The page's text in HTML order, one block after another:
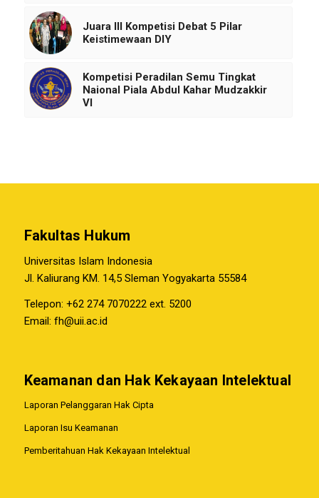
Juara III Kompetisi Debat 5 Pilar
Keistimewaan DIY
Kompetisi Peradilan Semu Tingkat
Naional Piala Abdul Kahar Mudzakkir
VI
Fakultas Hukum
Universitas Islam Indonesia
Jl. Kaliurang KM. 14,5 Sleman Yogyakarta 55584
Telepon: +62 274 7070222 ext. 5200
Email: fh@uii.ac.id
Keamanan dan Hak Kekayaan Intelektual
Laporan Pelanggaran Hak Cipta
Laporan Isu Keamanan
Pemberitahuan Hak Kekayaan Intelektual